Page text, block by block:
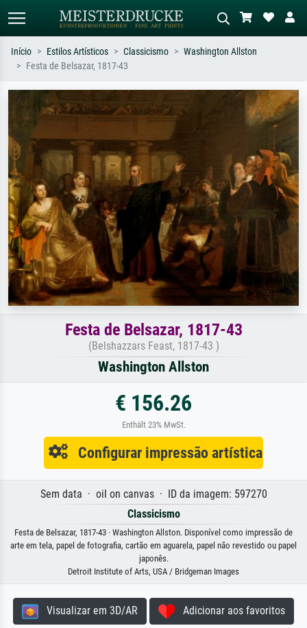
Pesquise por artista, título ou estilo –
ex: Monet, Noite Estrelada,
impressionismo, onda de Hokusai, nu.
Descreva a cena – ex: prado verde,
abstrato com muito vermelho, pintura
a óleo escura, nu em pé ao lado de
Início Estilos Artísticos Classicismo
Washington Allston
Festa de Belsazar, 1817-43
Festa de Belsazar, 1817-43
(Belshazzars Feast, 1817-43 )
Washington Allston
€ 156.26
Enthält 23% MwSt.
Configurar impressão artística
Sem data · oil on canvas · ID da imagem: 597270
Classicismo
Festa de Belsazar, 1817-43 · Washington Allston. Disponível como impressão de
arte em tela, papel de fotografia, cartão em aguarela, papel não revestido ou papel
japonês.
Detroit Institute of Arts, USA / Bridgeman Images
Visualizar em 3D/AR Adicionar aos favoritos